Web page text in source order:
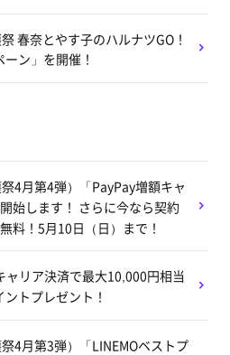
祭 春奈とやす子のハルナツGO！
ン」を開催！
祭4月第4弾）「PayPay増額キャ
始します！ さらに今なら契約
料！5月10日（日）まで！
ャリア決済で最大10,000円相当
トプレゼント！
祭4月第3弾）「LINEMOベストプ